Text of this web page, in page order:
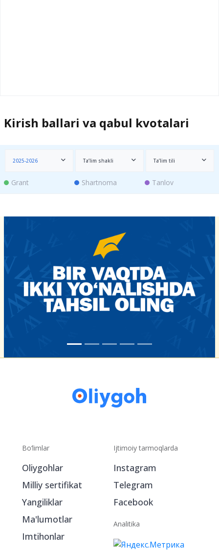
Kirish ballari va qabul kvotalari
2025-2026 Ta’lim shakli Ta’lim tili
Grant Shartnoma Tanlov
Bo‘limlar
Oliygohlar
Milliy sertifikat
Yangiliklar
Ma'lumotlar
Imtihonlar
Ijtimoiy tarmoqlarda
Instagram
Telegram
Facebook
Analitika